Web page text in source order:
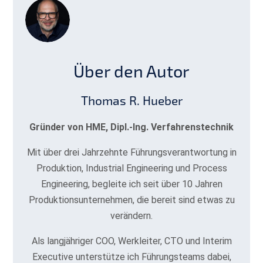
Über den Autor
Thomas R. Hueber
Gründer von HME, Dipl.-Ing. Verfahrenstechnik
Mit über drei Jahrzehnte Führungsverantwortung in
Produktion, Industrial Engineering und Process
Engineering, begleite ich seit über 10 Jahren
Produktionsunternehmen, die bereit sind etwas zu
verändern.
Als langjähriger COO, Werkleiter, CTO und Interim
Executive unterstütze ich Führungsteams dabei,